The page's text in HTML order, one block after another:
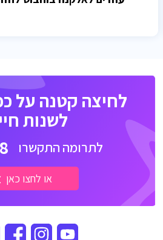
לחיצה קטנה על
לשנות
לתרומה התקשרו
או לחצו כאן